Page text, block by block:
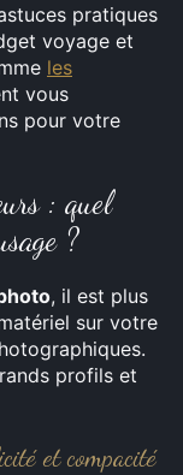
pratiques
voyage et
les
vous
pour votre
: quel
?
, il est plus
sur votre
profils et
et compacité